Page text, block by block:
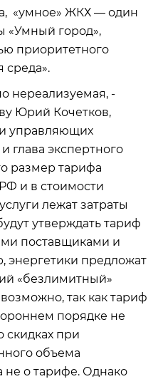
«умное» ЖКХ — один
«Умный город»,
приоритетного
среда».
нереализуемая, -
Юрий Кочетков,
управляющих
глава экспертного
размер тарифа
и в стоимости
лежат затраты
утверждать тариф
поставщиками и
энергетики предложат
«безлимитный»
так как тариф
порядке не
скидках при
объема
не о тарифе. Однако